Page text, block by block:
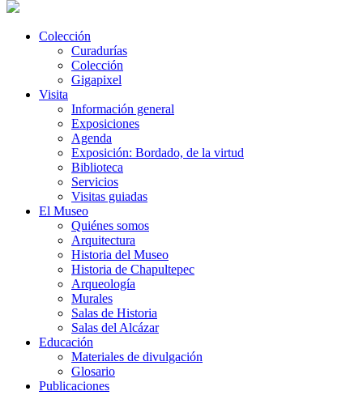
Colección
Curadurías
Colección
Gigapixel
Visita
Información general
Exposiciones
Agenda
Exposición: Bordado, de la virtud
Biblioteca
Servicios
Visitas guiadas
El Museo
Quiénes somos
Arquitectura
Historia del Museo
Historia de Chapultepec
Arqueología
Murales
Salas de Historia
Salas del Alcázar
Educación
Materiales de divulgación
Glosario
Publicaciones